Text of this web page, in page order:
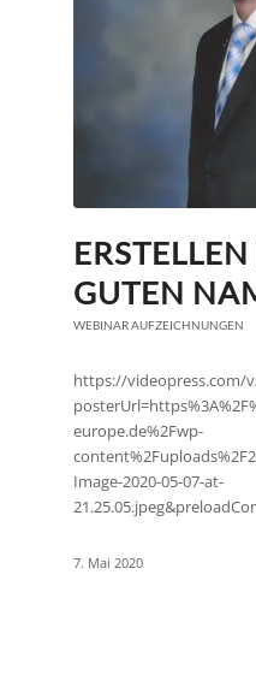
GUTEN
WEBINAR AUFZEICHNUNGEN
https://videopress.com/
europe.de%2Fwp-
Image-2020-05-07-at-
7. Mai 2020